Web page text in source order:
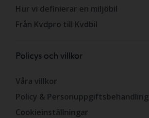
Hur vi definierar en miljöbil
Från Kvdpro till Kvdbil
Policys och villkor
Våra villkor
Policy & Personuppgiftsbehandling
Cookieinställningar